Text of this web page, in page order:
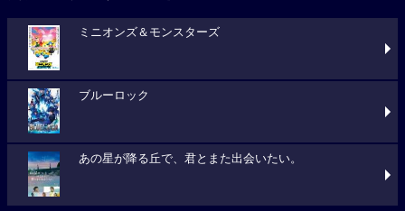
ミニオンズ＆モンスターズ
ブルーロック
あの星が降る丘で、君とまた出会いたい。